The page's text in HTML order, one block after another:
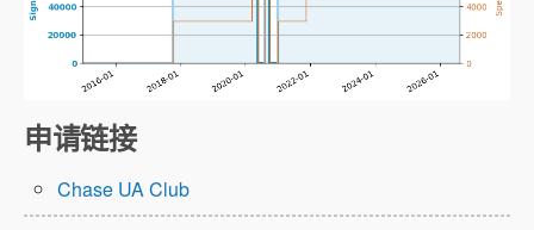
申请链接
Chase UA Club